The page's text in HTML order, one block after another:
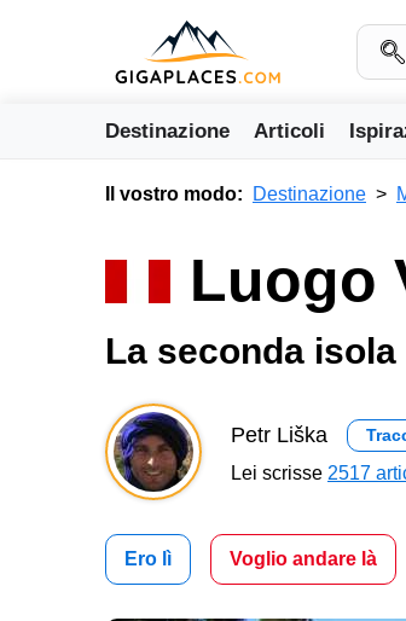
Destinazione Articoli
Il vostro modo: Destinazione
Luogo
La seconda
Petr Liška
Lei scrisse 2517
Ero lì Voglio andare là